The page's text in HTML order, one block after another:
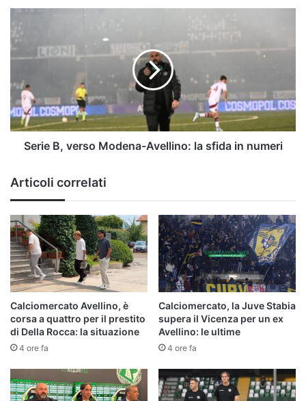
B,
verso
Modena-
la
sfida
in
numeri
Serie B, verso Modena-Avellino: la sfida in numeri
Articoli correlati
Calciomercato Avellino, è
corsa a quattro per il prestito
di Della Rocca: la situazione
4 ore fa
Calciomercato, la Juve Stabia
supera il Vicenza per un ex
Avellino: le ultime
4 ore fa